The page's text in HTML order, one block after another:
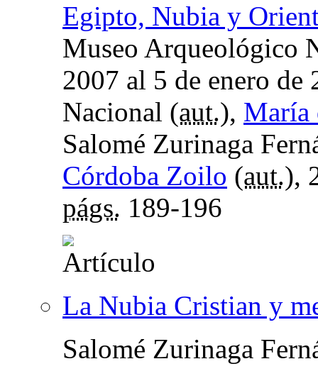
Egipto, Nubia y
Museo Arqueológico
2007 al 5 de enero de
Nacional (aut.), María
Salomé Zurinaga
Córdoba Zoilo (aut.),
págs. 189-196
La Nubia Cristian y
Salomé Zurinaga